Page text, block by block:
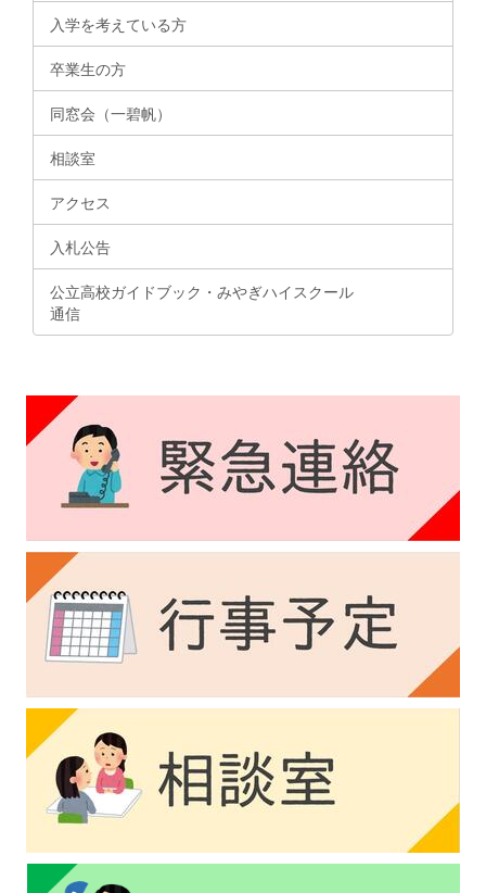
入学を考えている方
卒業生の方
同窓会（一碧帆）
相談室
アクセス
入札公告
公立高校ガイドブック・みやぎハイスクール
通信